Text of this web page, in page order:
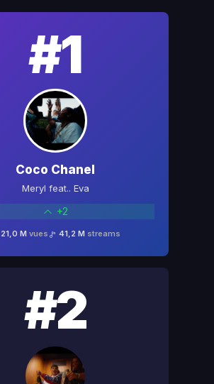
#2
#1
Coco Chanel
Meryl feat.. Eva
+2
M vues 41,2 M streams